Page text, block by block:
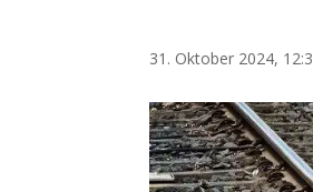
31. Oktober 2024,